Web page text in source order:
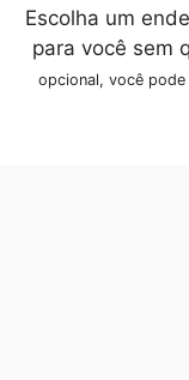
Escolha um
para você sem
opcional, você